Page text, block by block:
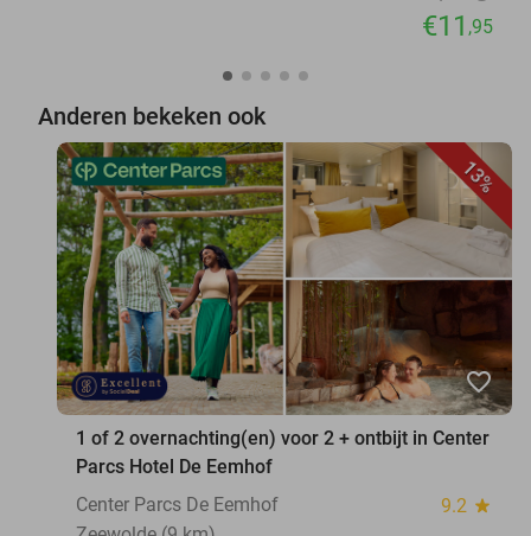
€11 ,95
Anderen bekeken ook
13%
favorite_border
1 of 2 overnachting(en) voor 2 + ontbijt in Center
Parcs Hotel De Eemhof
Center Parcs De Eemhof
9.2 star